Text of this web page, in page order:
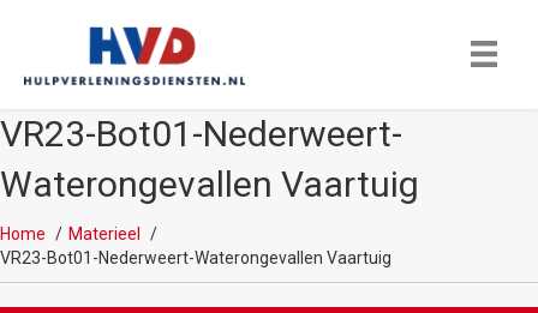
VR23-Bot01-Nederweert-
Waterongevallen Vaartuig
Home
Materieel
VR23-Bot01-Nederweert-Waterongevallen Vaartuig